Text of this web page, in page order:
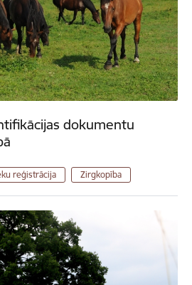
dokumentu
reģistrācija Zirgkopība